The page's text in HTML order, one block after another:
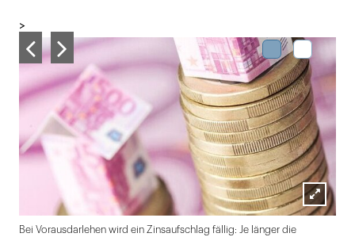
>
Lightbox
Bei Vorausdarlehen wird ein Zinsaufschlag fällig: Je länger die